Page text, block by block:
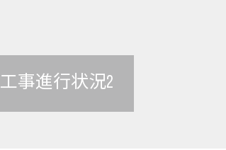
工事進行状況2